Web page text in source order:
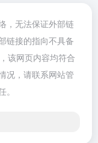
，无法保证外部链
链接的指向不具备
该网页内容均符合
况，请联系网站管